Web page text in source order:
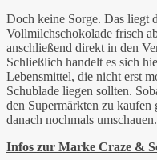
Doch keine Sorge. Das liegt
Vollmilchschokolade frisch
anschließend direkt in den
Schließlich handelt es sich
Lebensmittel, die nicht erst
Schublade liegen sollten.
den Supermärkten zu kaufen
danach nochmals umschauen.
Infos zur Marke Craze &